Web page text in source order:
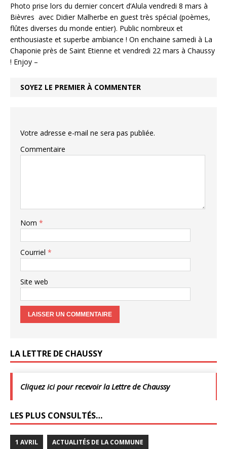
Photo prise lors du dernier concert d’Alula vendredi 8 mars à
Bièvres avec Didier Malherbe en guest très spécial (poèmes,
flûtes diverses du monde entier). Public nombreux et
enthousiaste et superbe ambiance ! On enchaine samedi à La
Chaponie près de Saint Etienne et vendredi 22 mars à Chaussy
! Enjoy –
SOYEZ LE PREMIER À COMMENTER
Votre adresse e-mail ne sera pas publiée.
Commentaire
Nom *
Courriel *
Site web
LA LETTRE DE CHAUSSY
Cliquez ici pour recevoir la Lettre de Chaussy
LES PLUS CONSULTÉS…
1 AVRIL ACTUALITÉS DE LA COMMUNE